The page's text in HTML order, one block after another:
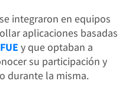
integraron en equipos
aplicaciones basadas
y que optaban a
su participación y
durante la misma.